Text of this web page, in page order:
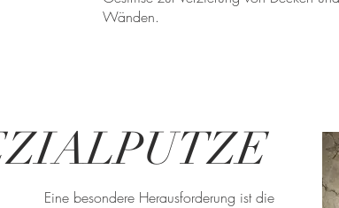
Wänden.
Eine besondere Herausforderung ist die